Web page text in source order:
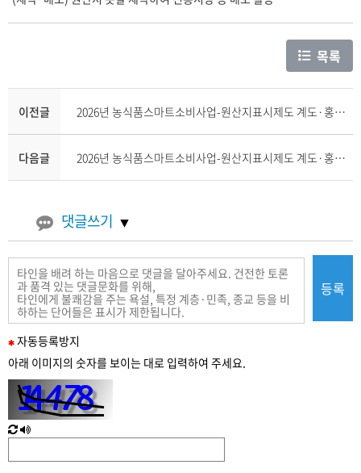
목록
이전글 2026년 농식품스마트소비사업-원산지표시제도 계도·홍보 푯말 제작배포 3회(강원소비자연맹)
다음글 2026년 농식품스마트소비사업-원산지표시제도 계도·홍보 푯말 제작배포 5회(강원소비자연맹)
댓글쓰기
필
수
력
자동등록방지
아래 이미지의 숫자를 보이는 대로 입력하여 주세요.
새
로
침
한
글
성
등록